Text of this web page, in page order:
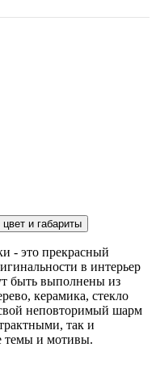
и габариты
- это прекрасный
в интерьер
быть выполнены из
керамика, стекло
неповторимый шарм
так и
темы и мотивы.